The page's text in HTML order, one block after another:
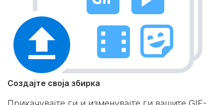
Создајте своја збирка